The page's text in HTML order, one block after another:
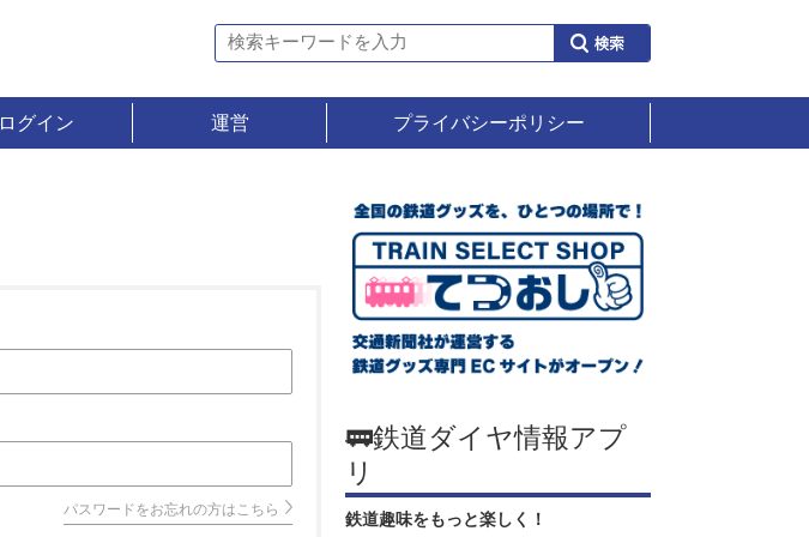
ログイン 運営 プライバシーポリシー
パスワードをお忘れの方はこちら
🚃鉄道ダイヤ情報アプ
リ
鉄道趣味をもっと楽しく！